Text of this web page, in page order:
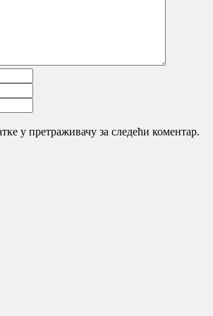
у претраживачу за следећи коментар.